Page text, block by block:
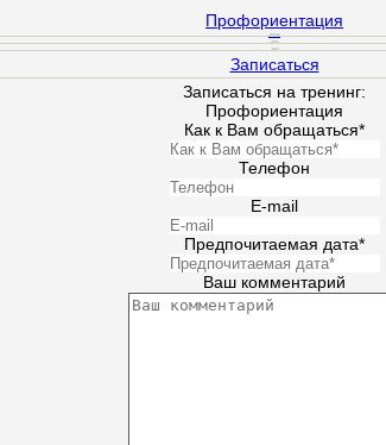
Профориентация
Записаться
Записаться на тренинг:
Профориентация
Как к Вам обращаться*
Телефон
E-mail
Предпочитаемая дата*
Ваш комментарий